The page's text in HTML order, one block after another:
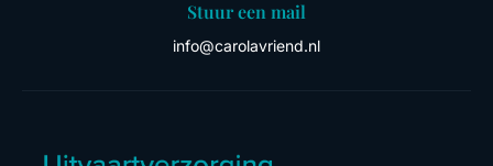
Stuur een mail
info@carolavriend.nl